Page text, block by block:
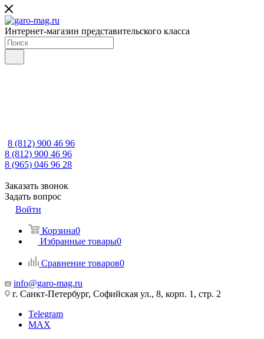
Интернет-магазин представительского класса
8 (812) 900 46 96
8 (812) 900 46 96
8 (965) 046 96 28
Заказать звонок
Задать вопрос
Войти
Корзина0
Избранные товары0
Сравнение товаров0
info@garo-mag.ru
г. Санкт-Петербург, Софийская ул., 8, корп. 1, стр. 2
Telegram
MAX